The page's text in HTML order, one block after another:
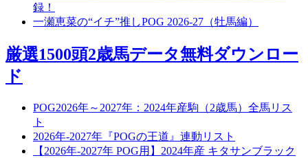
録！
一瀬恵菜の“イチ”推しPOG 2026-27（牡馬編）
厳選1500頭2歳馬データ無料ダウンロー
ド
POG2026年～2027年：2024年産駒（2歳馬）全馬リス
ト
2026年-2027年『POGの王道』連動リスト
【2026年-2027年 POG用】2024年産 キタサンブラック